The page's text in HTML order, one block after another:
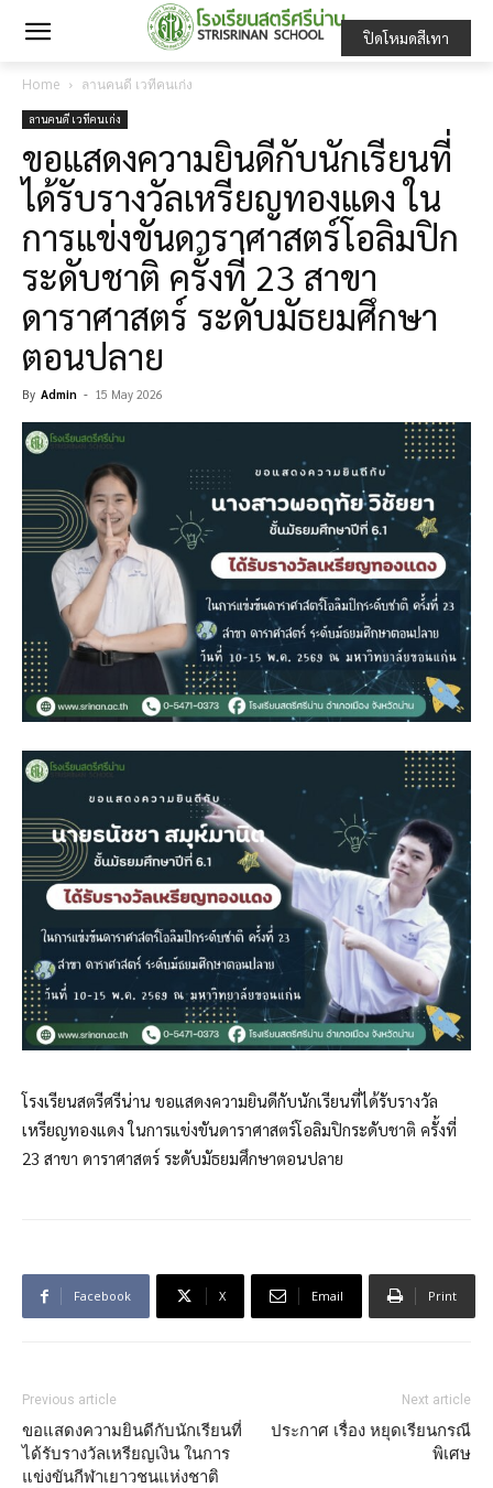
Home ลานคนดี เวทีคนเก่ง
ลานคนดี เวทีคนเก่ง
ขอแสดงความยินดีกับนักเรียนที่
ได้รับรางวัลเหรียญทองแดง ใน
การแข่งขันดาราศาสตร์โอลิมปิก
ระดับชาติ ครั้งที่ 23 สาขา
ดาราศาสตร์ ระดับมัธยมศึกษา
ตอนปลาย
By Admin - 15 May 2026
โรงเรียนสตรีศรีน่าน ขอแสดงความยินดีกับนักเรียนที่ได้รับรางวัล
เหรียญทองแดง ในการแข่งขันดาราศาสตร์โอลิมปิกระดับชาติ ครั้งที่
23 สาขา ดาราศาสตร์ ระดับมัธยมศึกษาตอนปลาย
Facebook X Email Print
Previous article
ขอแสดงความยินดีกับนักเรียนที่
ได้รับรางวัลเหรียญเงิน ในการ
แข่งขันกีฬาเยาวชนแห่งชาติ
Next article
ประกาศ เรื่อง หยุดเรียนกรณี
พิเศษ
ปิดโหมดสีเทา